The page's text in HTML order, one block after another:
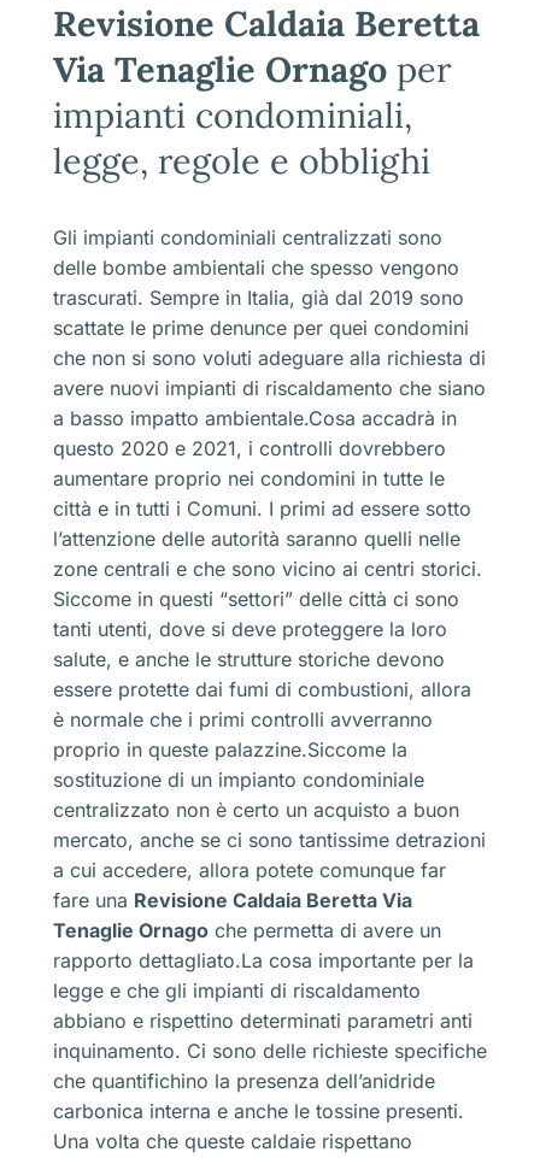
Revisione Caldaia Beretta
Via Tenaglie Ornago per
impianti condominiali,
legge, regole e obblighi
Gli impianti condominiali centralizzati sono
delle bombe ambientali che spesso vengono
trascurati. Sempre in Italia, già dal 2019 sono
scattate le prime denunce per quei condomini
che non si sono voluti adeguare alla richiesta di
avere nuovi impianti di riscaldamento che siano
a basso impatto ambientale.Cosa accadrà in
questo 2020 e 2021, i controlli dovrebbero
aumentare proprio nei condomini in tutte le
città e in tutti i Comuni. I primi ad essere sotto
l’attenzione delle autorità saranno quelli nelle
zone centrali e che sono vicino ai centri storici.
Siccome in questi “settori” delle città ci sono
tanti utenti, dove si deve proteggere la loro
salute, e anche le strutture storiche devono
essere protette dai fumi di combustioni, allora
è normale che i primi controlli avverranno
proprio in queste palazzine.Siccome la
sostituzione di un impianto condominiale
centralizzato non è certo un acquisto a buon
mercato, anche se ci sono tantissime detrazioni
a cui accedere, allora potete comunque far
fare una Revisione Caldaia Beretta Via
Tenaglie Ornago che permetta di avere un
rapporto dettagliato.La cosa importante per la
legge e che gli impianti di riscaldamento
abbiano e rispettino determinati parametri anti
inquinamento. Ci sono delle richieste specifiche
che quantifichino la presenza dell’anidride
carbonica interna e anche le tossine presenti.
Una volta che queste caldaie rispettano